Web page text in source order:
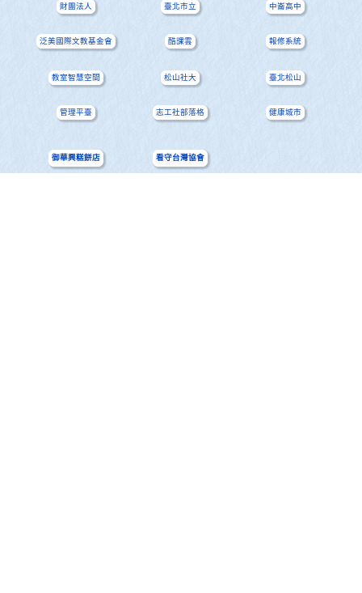
財團法人
泛美國際文教基金會
臺北市立
酷課雲
中崙高中
報修系統
教室智慧空間
管理平臺
松山社大
志工社部落格
臺北松山
健康城市
御華興糕餅店 看守台灣協會